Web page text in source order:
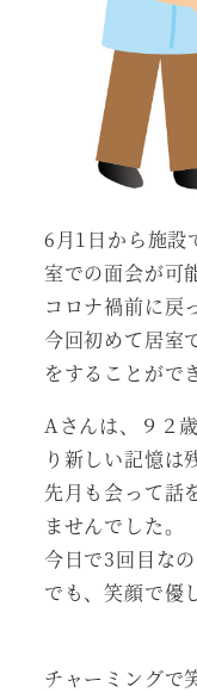
6月1日から施設
室での面会が可
コロナ禍前に戻
今回初めて居室
をすることがで
Aさんは、９２
り新しい記憶は
先月も会って話
ませんでした。
今日で3回目な
でも、笑顔で優
チャーミングで